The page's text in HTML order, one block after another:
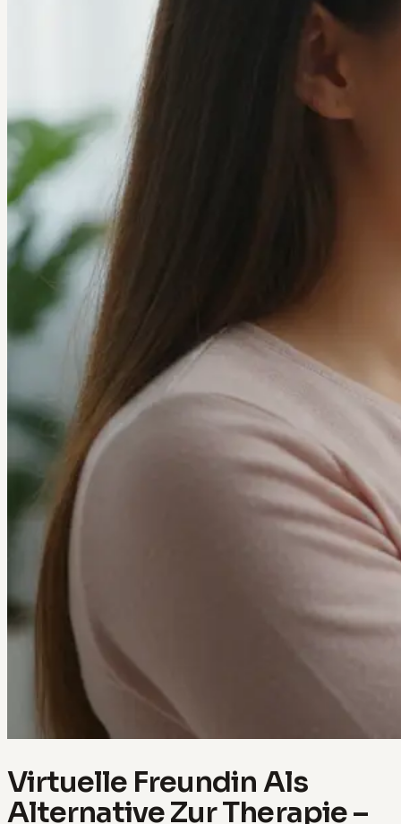
Virtuelle Freundin Als
Alternative Zur Therapie –